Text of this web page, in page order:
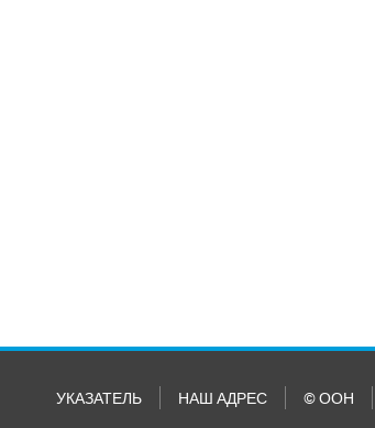
УКАЗАТЕЛЬ НАШ АДРЕС © ООН